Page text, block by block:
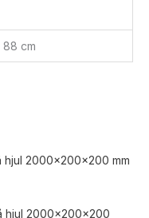
88 cm
hjul 2000x200x200